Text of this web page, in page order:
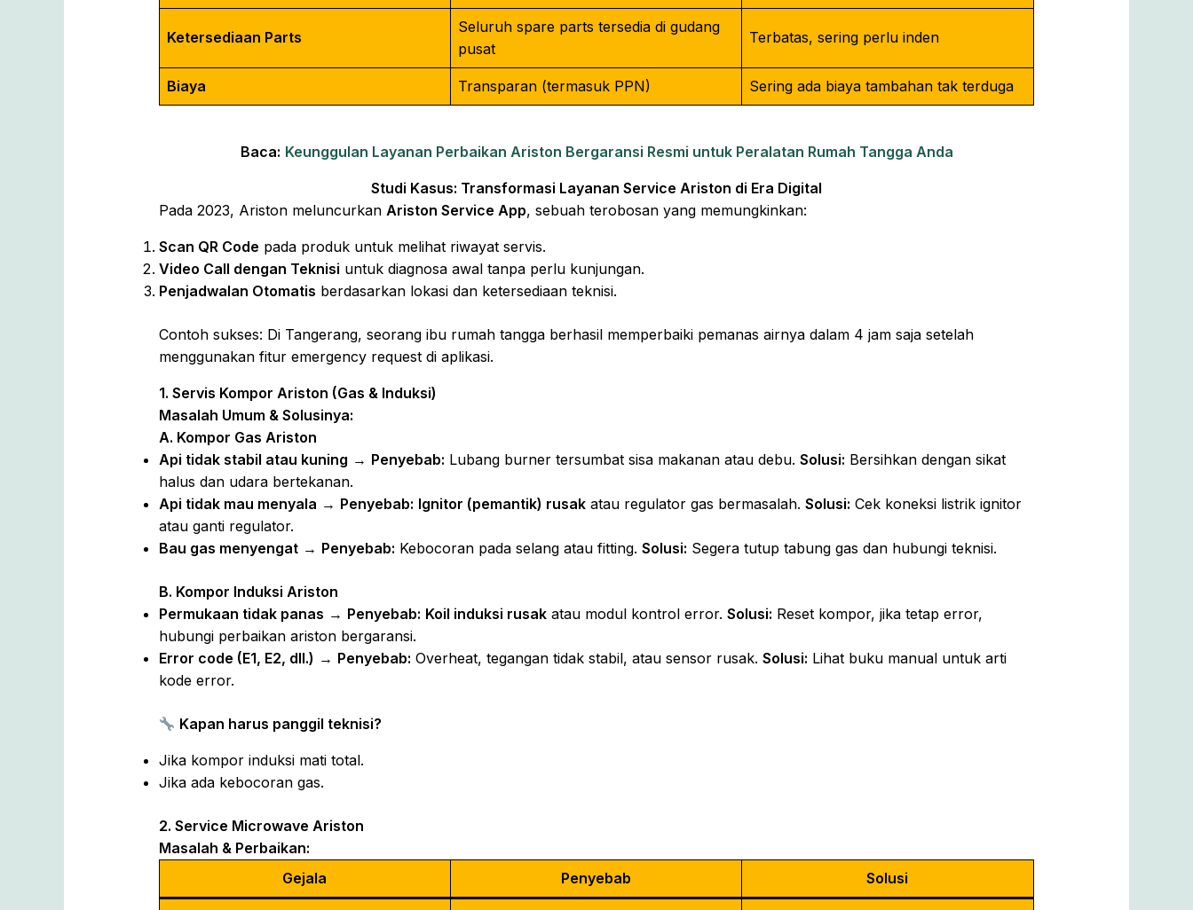
Ketersediaan Parts
Seluruh spare parts tersedia di gudang
pusat
Terbatas, sering perlu inden
Biaya Transparan (termasuk PPN) Sering ada biaya tambahan tak terduga
Baca: Keunggulan Layanan Perbaikan Ariston Bergaransi Resmi untuk Peralatan Rumah Tangga Anda
Studi Kasus: Transformasi Layanan Service Ariston di Era Digital
Pada 2023, Ariston meluncurkan Ariston Service App, sebuah terobosan yang memungkinkan:
Scan QR Code pada produk untuk melihat riwayat servis.
Video Call dengan Teknisi untuk diagnosa awal tanpa perlu kunjungan.
Penjadwalan Otomatis berdasarkan lokasi dan ketersediaan teknisi.
Contoh sukses: Di Tangerang, seorang ibu rumah tangga berhasil memperbaiki pemanas airnya dalam 4 jam saja setelah
menggunakan fitur emergency request di aplikasi.
1. Servis Kompor Ariston (Gas & Induksi)
Masalah Umum & Solusinya:
A. Kompor Gas Ariston
Api tidak stabil atau kuning → Penyebab: Lubang burner tersumbat sisa makanan atau debu. Solusi: Bersihkan dengan sikat
halus dan udara bertekanan.
Api tidak mau menyala → Penyebab: Ignitor (pemantik) rusakatau regulator gas bermasalah. Solusi: Cek koneksi listrik ignitor
atau ganti regulator.
Bau gas menyengat→ Penyebab: Kebocoran pada selang atau fitting. Solusi: Segera tutup tabung gas dan hubungi teknisi.
B. Kompor Induksi Ariston
Permukaan tidak panas → Penyebab: Koil induksi rusakatau modul kontrol error. Solusi: Reset kompor, jika tetap error,
hubungi perbaikan ariston bergaransi.
Error code (E1, E2, dll.) → Penyebab: Overheat, tegangan tidak stabil, atau sensor rusak. Solusi: Lihat buku manual untuk arti
kode error.
Kapan harus panggil teknisi?
Jika kompor induksi mati total.
Jika ada kebocoran gas.
2. Service Microwave Ariston
Masalah & Perbaikan:
Gejala
Penyebab Solusi